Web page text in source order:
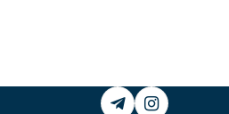
Instagram
Telegram